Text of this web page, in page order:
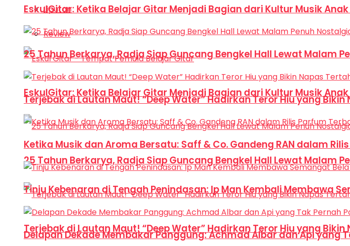
Liputan
Review
EskulGitar: Ketika Belajar Gitar Menjadi Bagian dari Kultur Musik
25 Tahun Berkarya, Radja Siap Guncang Bengkel Hall Lewat Malam
Terjebak di Lautan Maut! “Deep Water” Hadirkan Teror Hiu yang
EskulGitar: Ketika Belajar Gitar Menjadi Bagian dari Kultur Musik
25 Tahun Berkarya, Radja Siap Guncang Bengkel Hall Lewat Malam
Terjebak di Lautan Maut! “Deep Water” Hadirkan Teror Hiu yang
Ketika Musik dan Aroma Bersatu: Saff & Co. Gandeng RAN dalam
Tinju Kebenaran di Tengah Penindasan: Ip Man Kembali Membawa
Delapan Dekade Membakar Panggung: Achmad Albar dan Api yang